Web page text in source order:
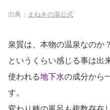
出典： まねきの湯公式
泉質は、本物の温泉なのか？
というくらい感じる事は出
使われる地下水の成分から
す。